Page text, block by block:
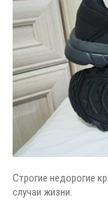
Строгие недорогие
случаи жизни.